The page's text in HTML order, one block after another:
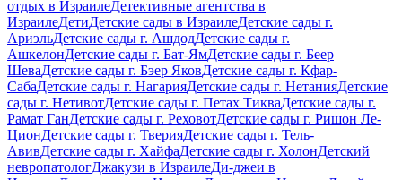
отдых в ИзраилеДетективные агентства в
ИзраилеДетиДетские сады в ИзраилеДетские сады г.
АриэльДетские сады г. АшдодДетские сады г.
АшкелонДетские сады г. Бат-ЯмДетские сады г. Беер
ШеваДетские сады г. Бэер ЯковДетские сады г. Кфар-
СабаДетские сады г. НагарияДетские сады г. НетанияДетские
сады г. НетивотДетские сады г. Петах ТикваДетские сады г.
Рамат ГанДетские сады г. РеховотДетские сады г. Ришон Ле-
ЦионДетские сады г. ТверияДетские сады г. Тель-
АвивДетские сады г. ХайфаДетские сады г. ХолонДетский
невропатологДжакузи в ИзраилеДи-джеи в